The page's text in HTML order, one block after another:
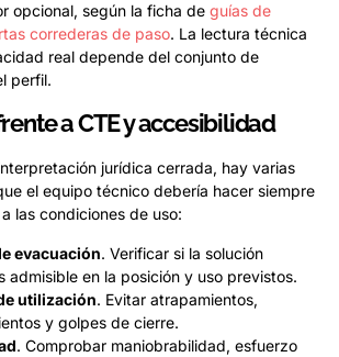
opcional, según la ficha de guías de
correderas de paso. La lectura técnica
real depende del conjunto de
perfil.
a CTE y accesibilidad
jurídica cerrada, hay varias
el equipo técnico debería hacer siempre
las condiciones de uso:
evacuación. Verificar si la solución
admisible en la posición y uso previstos.
utilización. Evitar atrapamientos,
y golpes de cierre.
. Comprobar maniobrabilidad, esfuerzo